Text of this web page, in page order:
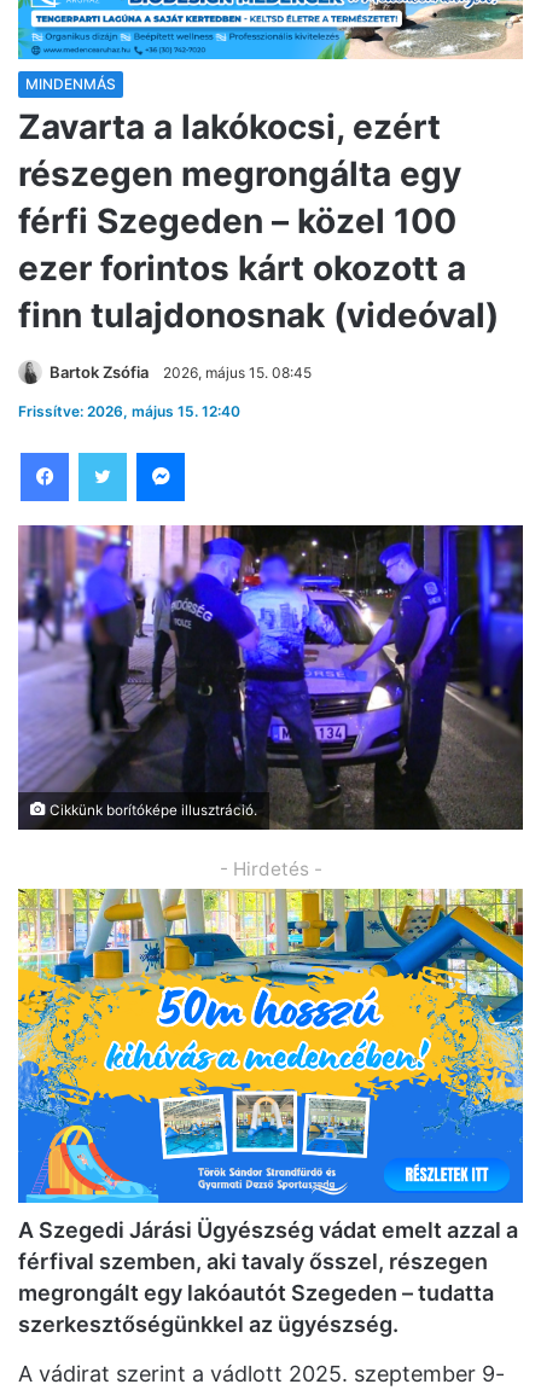
MINDENMÁS
Zavarta a lakókocsi, ezért
részegen megrongálta egy
férfi Szegeden – közel 100
ezer forintos kárt okozott a
finn tulajdonosnak (videóval)
Bartok Zsófia 2026, május 15. 08:45
Frissítve: 2026, május 15. 12:40
Cikkünk borítóképe illusztráció.
- Hirdetés -
A Szegedi Járási Ügyészség vádat emelt azzal a
férfival szemben, aki tavaly ősszel, részegen
megrongált egy lakóautót Szegeden – tudatta
szerkesztőségünkkel az ügyészség.
A vádirat szerint a vádlott 2025. szeptember 9-